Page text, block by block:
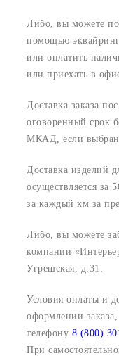
Либо, вы можете
помощью
или оплатить
или приехать в
Доставка заказа
оговоренный срок
МКАД, если
Доставка изделий
осуществляется за
за каждый км за
Либо, вы можете
компании
Угрешская, д.31.
Условия оплаты и
оформлении
телефону 8 (800)
При